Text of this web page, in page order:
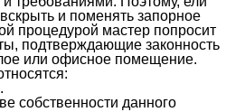
и поменять запорное
процедурой мастер попросит
подтверждающие законность
или офисное помещение.
собственности данного